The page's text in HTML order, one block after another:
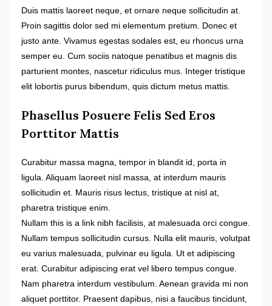
Duis mattis laoreet neque, et ornare neque sollicitudin at.
Proin sagittis dolor sed mi elementum pretium. Donec et
justo ante. Vivamus egestas sodales est, eu rhoncus urna
semper eu. Cum sociis natoque penatibus et magnis dis
parturient montes, nascetur ridiculus mus. Integer tristique
elit lobortis purus bibendum, quis dictum metus mattis.
Phasellus Posuere Felis Sed Eros
Porttitor Mattis
Curabitur massa magna, tempor in blandit id, porta in
ligula. Aliquam laoreet nisl massa, at interdum mauris
sollicitudin et. Mauris risus lectus, tristique at nisl at,
pharetra tristique enim.
Nullam this is a link nibh facilisis, at malesuada orci congue.
Nullam tempus sollicitudin cursus. Nulla elit mauris, volutpat
eu varius malesuada, pulvinar eu ligula. Ut et adipiscing
erat. Curabitur adipiscing erat vel libero tempus congue.
Nam pharetra interdum vestibulum. Aenean gravida mi non
aliquet porttitor. Praesent dapibus, nisi a faucibus tincidunt,